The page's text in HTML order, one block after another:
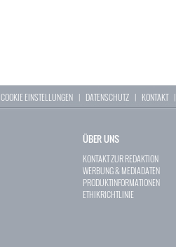
COOKIE EINSTELLUNGEN | DATENSCHUTZ | KONTAKT|
ÜBER UNS
KONTAKT ZUR REDAKTION
WERBUNG & MEDIADATEN
PRODUKTINFORMATIONEN
ETHIKRICHTLINIE